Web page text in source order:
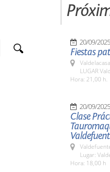
20/09/2025
Fiestas
LUGAR
Hora: 21,00 h.
20/09/2025
Clase
Lugar:
Hora: 18,00 h